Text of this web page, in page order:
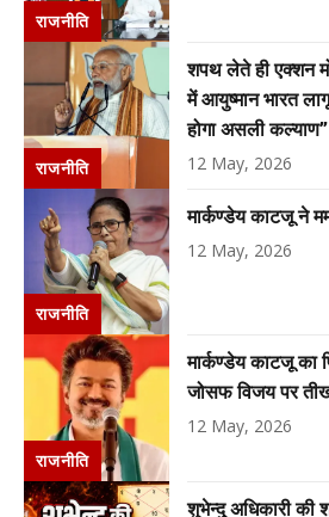
राजनीति
राजनीति
शपथ लेते ही एक्शन
में आयुष्मान भारत
होगा असली कल्याण”
12 May, 2026
राजनीति
मार्कण्डेय काटजू ने
12 May, 2026
राजनीति
मार्कण्डेय काटजू का
जोसफ विजय पर
12 May, 2026
शुभेन्दु अधिकारी